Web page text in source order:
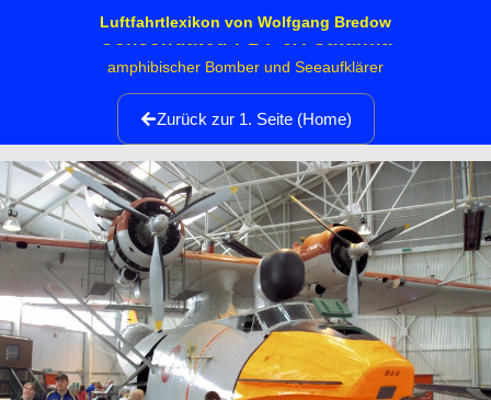
Luftfahrtlexikon von Wolfgang Bredow
Consolidated PBY-6A Catalina
amphibischer Bomber und Seeaufklärer
Zurück zur 1. Seite (Home)